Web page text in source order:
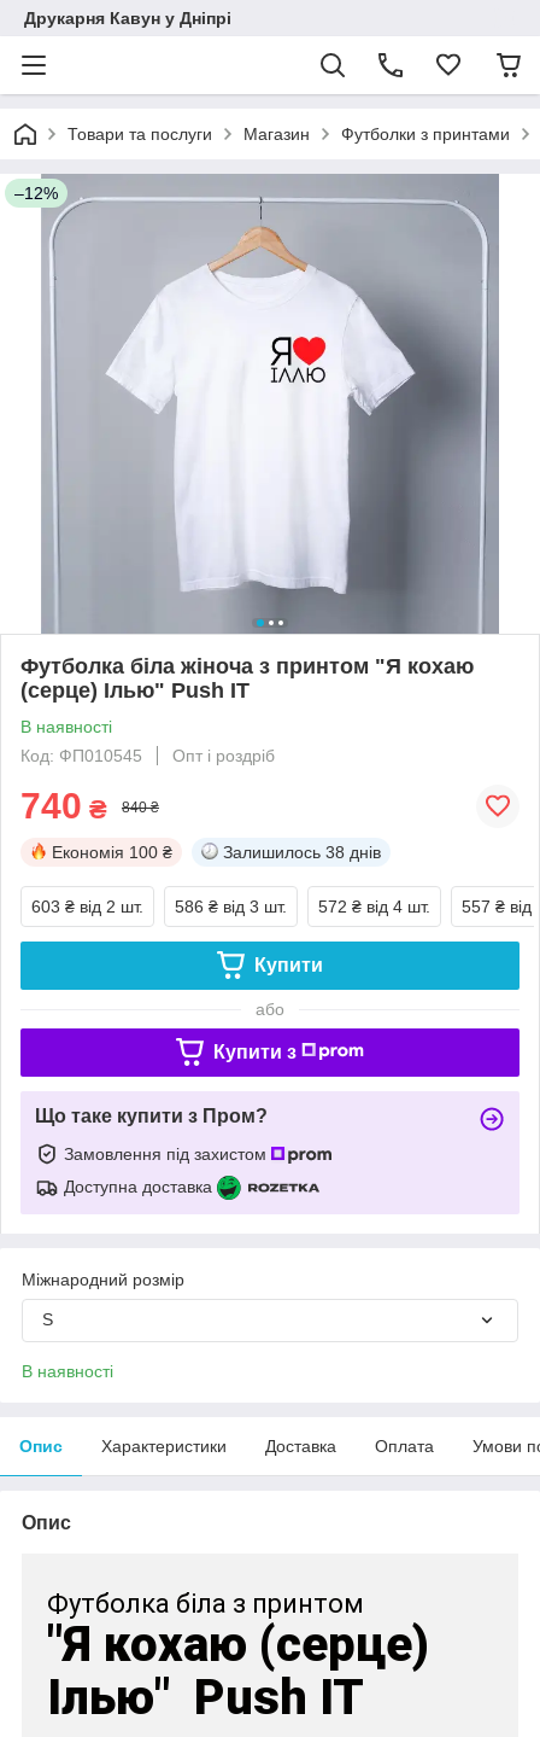
Друкарня Кавун у Дніпрі
Товари та послуги Магазин Футболки з принтами
–12%
Футболка біла жіноча з принтом "Я кохаю
(серце) Ілью" Push IT
В наявності
Код: ФП010545
Опт і роздріб
740 ₴ 840 ₴
Економія 100 ₴ Залишилось 38 днів
603 ₴ від 2 шт. 586 ₴ від 3 шт. 572 ₴ від 4 шт. 557 ₴ від
Купити
або
Купити з
Що таке купити з Пром?
Замовлення під захистом
Доступна доставка
Міжнародний розмір
S
В наявності
Опис Характеристики Доставка Оплата Умови
Опис
Футболка біла з принтом
"Я кохаю (серце)
Ілью" Push IT